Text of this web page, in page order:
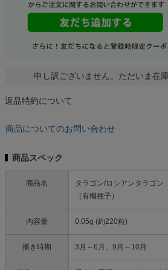
申し訳ございません。ただいま在
返品特約について
商品についてのお問い合わせ
商品スペック
商品名
タラゴン/ロシアンタラゴン
（有機種子）
内容量 0.05g (約220粒)
播き時期 3月～6月、9月～10月